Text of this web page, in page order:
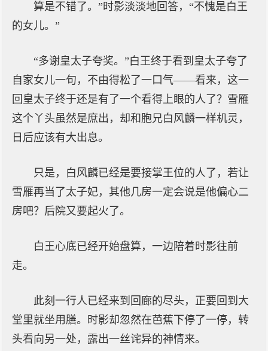
算是不错了。”时影淡淡地回答，“不愧是白王
的女儿。”
“多谢皇太子夸奖。”白王终于看到皇太子夸了
自家女儿一句，不由得松了一口气——看来，这一
回皇太子终于还是有了一个看得上眼的人了？雪雁
这个丫头虽然是庶出，却和胞兄白风麟一样机灵，
日后应该有大出息。
只是，白风麟已经是要接掌王位的人了，若让
雪雁再当了太子妃，其他几房一定会说是他偏心二
房吧？后院又要起火了。
白王心底已经开始盘算，一边陪着时影往前
走。
此刻一行人已经来到回廊的尽头，正要回到大
堂里就坐用膳。时影却忽然在芭蕉下停了一停，转
头看向另一处，露出一丝诧异的神情来。